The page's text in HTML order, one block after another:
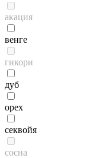
акация
венге
гикори
дуб
орех
секвойя
сосна